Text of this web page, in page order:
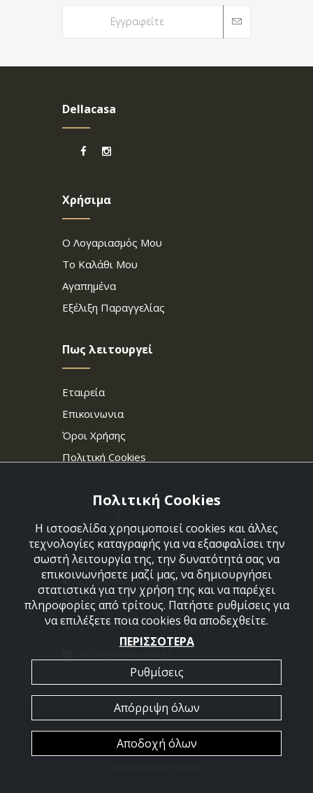
Dellacasa
Χρήσιμα
Ο Λογαριασμός Μου
Το Καλάθι Μου
Αγαπημένα
Εξέλιξη Παραγγελίας
Πως λειτουργεί
Εταιρεία
Επικοινωνια
Όροι Χρήσης
Πολιτική Cookies
Στεφάνου Σαράφη 36,
Αργυρούπολη 164 52
210 9960427-210 9960489
2026 @ All Rights Reserved - Dellacasa
Πολιτική Cookies
Η ιστοσελίδα χρησιμοποιεί cookies και άλλες
τεχνολογίες καταγραφής για να εξασφαλίσει την
σωστή λειτουργία της, την δυνατότητά σας να
επικοινωνήσετε μαζί μας, να δημιουργήσει
στατιστικά για την χρήση της και να παρέχει
πληροφορίες από τρίτους. Πατήστε ρυθμίσεις για
να επιλέξετε ποια cookies θα αποδεχθείτε.
ΠΕΡΙΣΣΟΤΕΡΑ
Ρυθμίσεις
Απόρριψη όλων
Αποδοχή όλων